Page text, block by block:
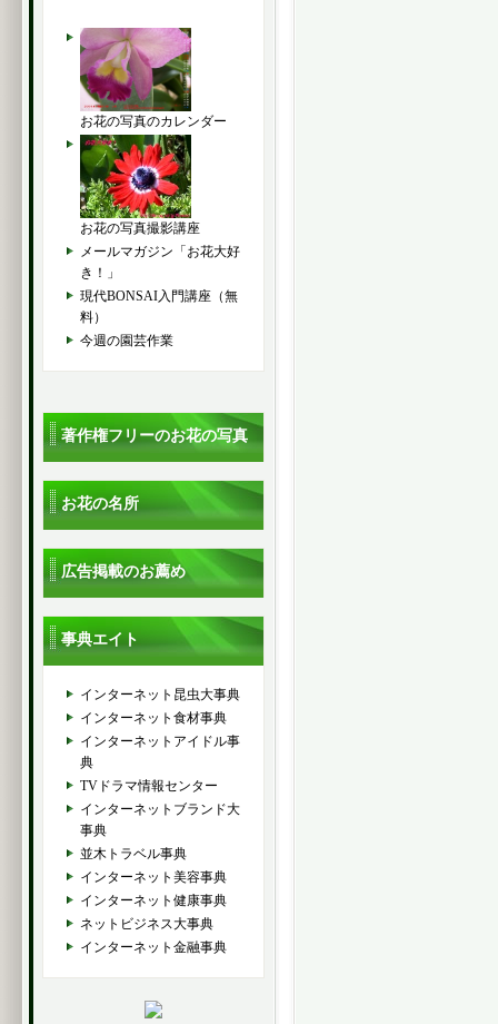
お花の写真のカレンダー
お花の写真撮影講座
メールマガジン「お花大好
き！」
現代BONSAI入門講座（無
料）
今週の園芸作業
著作権フリーのお花の写真
お花の名所
広告掲載のお薦め
事典エイト
インターネット昆虫大事典
インターネット食材事典
インターネットアイドル事
典
TVドラマ情報センター
インターネットブランド大
事典
並木トラベル事典
インターネット美容事典
インターネット健康事典
ネットビジネス大事典
インターネット金融事典